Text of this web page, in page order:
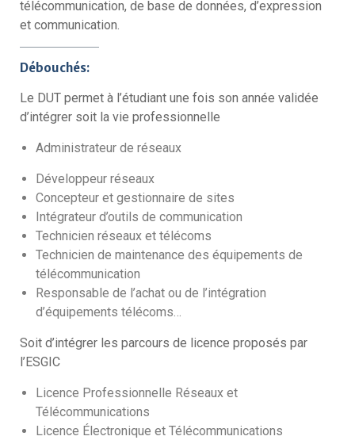
télécommunication, de base de données, d’expression
et communication.
Débouchés:
Le DUT permet à l’étudiant une fois son année validée
d’intégrer soit la vie professionnelle
Administrateur de réseaux
Développeur réseaux
Concepteur et gestionnaire de sites
Intégrateur d’outils de communication
Technicien réseaux et télécoms
Technicien de maintenance des équipements de
télécommunication
Responsable de l’achat ou de l’intégration
d’équipements télécoms…
Soit d’intégrer les parcours de licence proposés par
l’ESGIC
Licence Professionnelle Réseaux et
Télécommunications
Licence Électronique et Télécommunications